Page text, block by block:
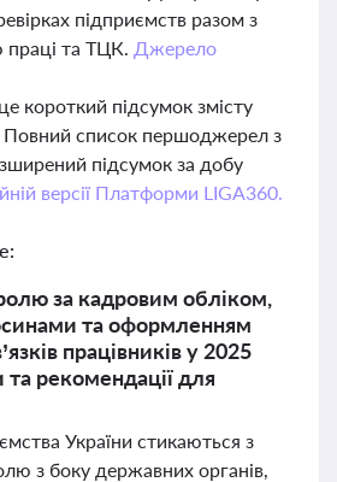
підприємств разом з
праці та ТЦК. Джерело
короткий підсумок змісту
Повний список першоджерел з
підсумок за добу
версії Платформи LIGA360.
за кадровим обліком,
та оформленням
працівників у 2025
та рекомендації для
України стикаються з
з боку державних органів,